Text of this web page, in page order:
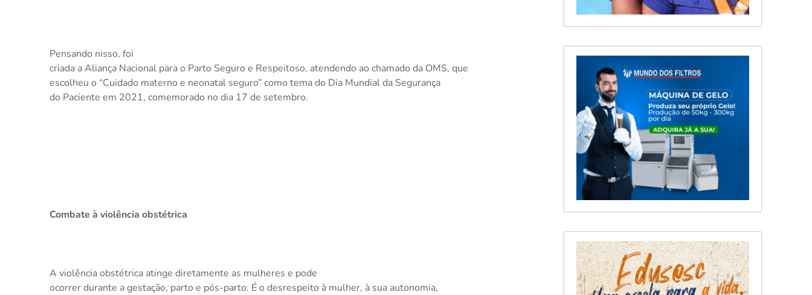
Pensando nisso, foi
criada a Aliança Nacional para o Parto Seguro e Respeitoso, atendendo ao chamado da OMS, que
escolheu o “Cuidado materno e neonatal seguro” como tema do Dia Mundial da Segurança
do Paciente em 2021, comemorado no dia 17 de setembro.
Combate à violência obstétrica
A violência obstétrica atinge diretamente as mulheres e pode
ocorrer durante a gestação, parto e pós-parto. É o desrespeito à mulher, à sua autonomia,